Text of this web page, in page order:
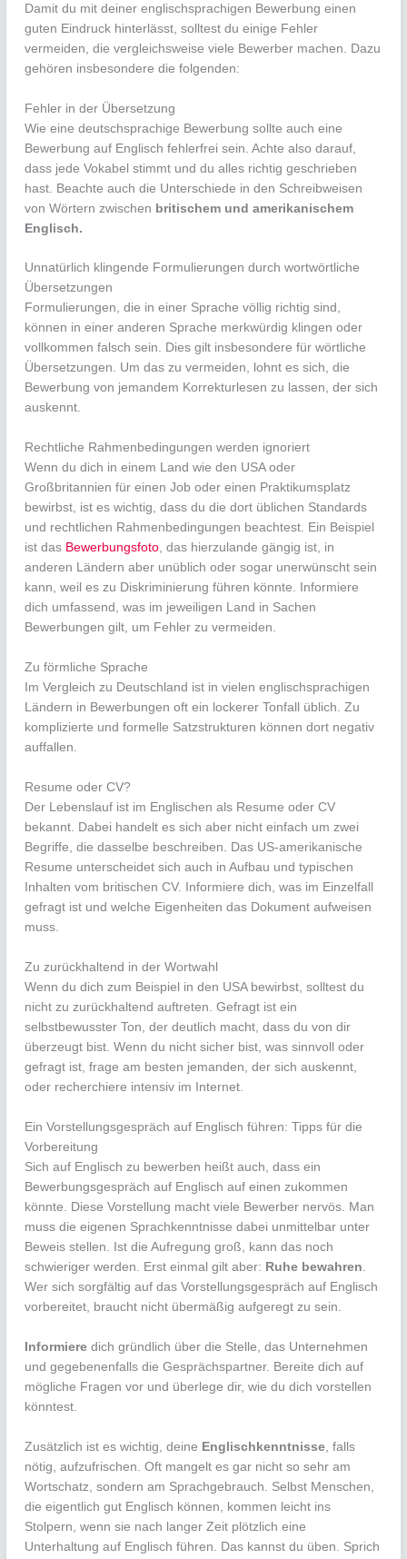
Damit du mit deiner englischsprachigen Bewerbung einen
guten Eindruck hinterlässt, solltest du einige Fehler
vermeiden, die vergleichsweise viele Bewerber machen. Dazu
gehören insbesondere die folgenden:
Fehler in der Übersetzung
Wie eine deutschsprachige Bewerbung sollte auch eine
Bewerbung auf Englisch fehlerfrei sein. Achte also darauf,
dass jede Vokabel stimmt und du alles richtig geschrieben
hast. Beachte auch die Unterschiede in den Schreibweisen
von Wörtern zwischen britischem und amerikanischem
Englisch.
Unnatürlich klingende Formulierungen durch wortwörtliche
Übersetzungen
Formulierungen, die in einer Sprache völlig richtig sind,
können in einer anderen Sprache merkwürdig klingen oder
vollkommen falsch sein. Dies gilt insbesondere für wörtliche
Übersetzungen. Um das zu vermeiden, lohnt es sich, die
Bewerbung von jemandem Korrekturlesen zu lassen, der sich
auskennt.
Rechtliche Rahmenbedingungen werden ignoriert
Wenn du dich in einem Land wie den USA oder
Großbritannien für einen Job oder einen Praktikumsplatz
bewirbst, ist es wichtig, dass du die dort üblichen Standards
und rechtlichen Rahmenbedingungen beachtest. Ein Beispiel
ist das Bewerbungsfoto, das hierzulande gängig ist, in
anderen Ländern aber unüblich oder sogar unerwünscht sein
kann, weil es zu Diskriminierung führen könnte. Informiere
dich umfassend, was im jeweiligen Land in Sachen
Bewerbungen gilt, um Fehler zu vermeiden.
Zu förmliche Sprache
Im Vergleich zu Deutschland ist in vielen englischsprachigen
Ländern in Bewerbungen oft ein lockerer Tonfall üblich. Zu
komplizierte und formelle Satzstrukturen können dort negativ
auffallen.
Resume oder CV?
Der Lebenslauf ist im Englischen als Resume oder CV
bekannt. Dabei handelt es sich aber nicht einfach um zwei
Begriffe, die dasselbe beschreiben. Das US-amerikanische
Resume unterscheidet sich auch in Aufbau und typischen
Inhalten vom britischen CV. Informiere dich, was im Einzelfall
gefragt ist und welche Eigenheiten das Dokument aufweisen
muss.
Zu zurückhaltend in der Wortwahl
Wenn du dich zum Beispiel in den USA bewirbst, solltest du
nicht zu zurückhaltend auftreten. Gefragt ist ein
selbstbewusster Ton, der deutlich macht, dass du von dir
überzeugt bist. Wenn du nicht sicher bist, was sinnvoll oder
gefragt ist, frage am besten jemanden, der sich auskennt,
oder recherchiere intensiv im Internet.
Ein Vorstellungsgespräch auf Englisch führen: Tipps für die
Vorbereitung
Sich auf Englisch zu bewerben heißt auch, dass ein
Bewerbungsgespräch auf Englisch auf einen zukommen
könnte. Diese Vorstellung macht viele Bewerber nervös. Man
muss die eigenen Sprachkenntnisse dabei unmittelbar unter
Beweis stellen. Ist die Aufregung groß, kann das noch
schwieriger werden. Erst einmal gilt aber: Ruhe bewahren
Wer sich sorgfältig auf das Vorstellungsgespräch auf Englisch
vorbereitet, braucht nicht übermäßig aufgeregt zu sein.
Informieredich gründlich über die Stelle, das Unternehmen
und gegebenenfalls die Gesprächspartner. Bereite dich auf
mögliche Fragen vor und überlege dir, wie du dich vorstellen
könntest.
Zusätzlich ist es wichtig, deine Englischkenntnisse , falls
nötig, aufzufrischen. Oft mangelt es gar nicht so sehr am
Wortschatz, sondern am Sprachgebrauch. Selbst Menschen,
die eigentlich gut Englisch können, kommen leicht ins
Stolpern, wenn sie nach langer Zeit plötzlich eine
Unterhaltung auf Englisch führen. Das kannst du üben. Sprich